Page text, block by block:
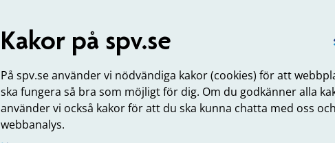
Kakor på spv.se
På spv.se använder vi nödvändiga kakor (cookies) för att
ska fungera så bra som möjligt för dig. Om du godkänner alla
använder vi också kakor för att du ska kunna chatta med oss
webbanalys.
Rapport direkt
Logga in